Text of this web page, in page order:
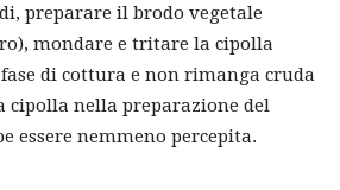
preparare il brodo vegetale
mondare e tritare la cipolla
di cottura e non rimanga cruda
cipolla nella preparazione del
essere nemmeno percepita.